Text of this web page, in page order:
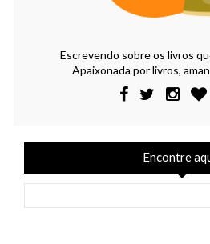
Escrevendo sobre os livros
Apaixonada por livros,
Encontre